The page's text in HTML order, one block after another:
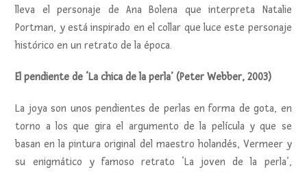
lleva el personaje de Ana Bolena que interpreta Natalie
Portman, y está inspirado en el collar que luce este personaje
histórico en un retrato de la época.
El pendiente de ‘La chica de la perla’ (Peter Webber, 2003)
La joya son unos pendientes de perlas en forma de gota, en
torno a los que gira el argumento de la película y que se
basan en la pintura original del maestro holandés, Vermeer y
su enigmático y famoso retrato ‘La joven de la perla’,